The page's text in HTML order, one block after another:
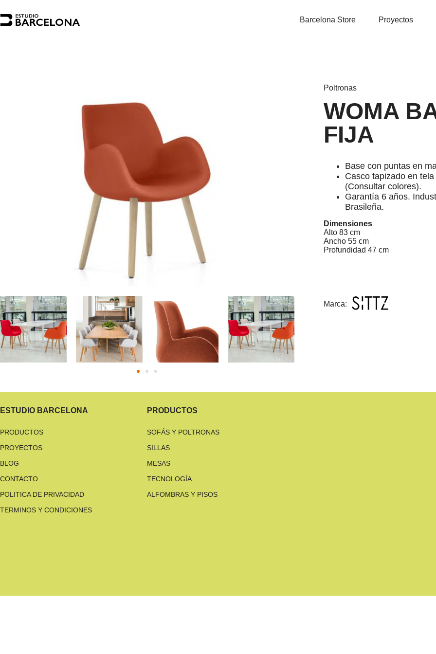
Barcelona Store Proyectos
Poltronas
WOMA
FIJA
Base con puntas en
Casco tapizado en
(Consultar colores).
Garantía 6 años.
Brasileña.
Dimensiones
Alto 83 cm
Ancho 55 cm
Profundidad 47 cm
Marca:
ESTUDIO BARCELONA
PRODUCTOS
PROYECTOS
BLOG
CONTACTO
POLITICA DE PRIVACIDAD
TERMINOS Y CONDICIONES
PRODUCTOS
SOFÁS Y POLTRONAS
SILLAS
MESAS
TECNOLOGÍA
ALFOMBRAS Y PISOS